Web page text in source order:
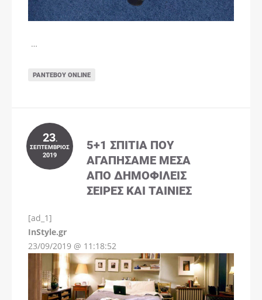
…
ΡΑΝΤΕΒΟΎ ONLINE
23.
ΣΕΠΤΈΜΒΡΙΟΣ
2019
5+1 ΣΠΊΤΙΑ ΠΟΥ
ΑΓΑΠΉΣΑΜΕ ΜΈΣΑ
ΑΠΌ ΔΗΜΟΦΙΛΕΊΣ
ΣΕΙΡΈΣ ΚΑΙ ΤΑΙΝΊΕΣ
[ad_1]
InStyle.gr
23/09/2019 @ 11:18:52